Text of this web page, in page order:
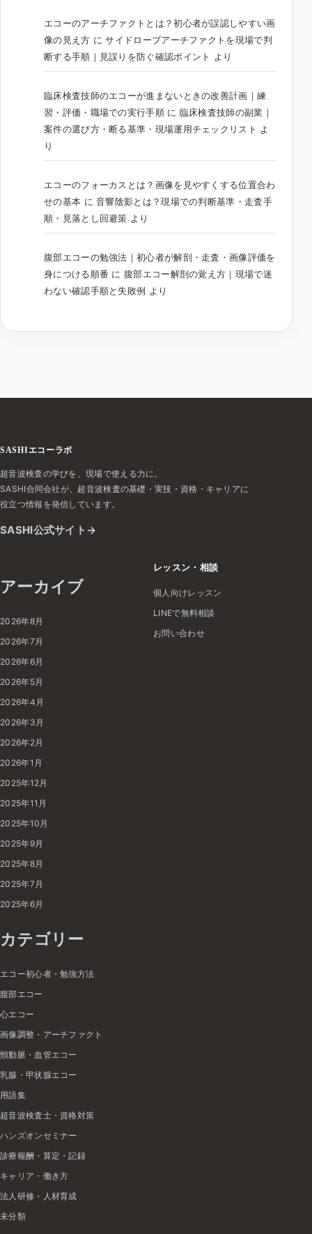
エコーのアーチファクトとは？初心者が誤認しやすい画
像の見え方 にサイドローブアーチファクトを現場で判
断する手順｜見誤りを防ぐ確認ポイント より
臨床検査技師のエコーが進まないときの改善計画｜練
習・評価・職場での実行手順に 臨床検査技師の副業｜
案件の選び方・断る基準・現場運用チェックリスト よ
り
エコーのフォーカスとは？画像を見やすくする位置合わ
せの基本 に音響陰影とは？現場での判断基準・走査手
順・見落とし回避策 より
腹部エコーの勉強法｜初心者が解剖・走査・画像評価を
身につける順番 に 腹部エコー解剖の覚え方｜現場で迷
わない確認手順と失敗例 より
SASHIエコーラボ
超音波検査の学びを、現場で使える力に。
SASHI合同会社が、超音波検査の基礎・実技・資格・キャリアに
役立つ情報を発信しています。
SASHI公式サイト
アーカイブ
2026年8月
2026年7月
2026年6月
2026年5月
2026年4月
2026年3月
2026年2月
2026年1月
2025年12月
2025年11月
2025年10月
2025年9月
2025年8月
2025年7月
2025年6月
カテゴリー
エコー初心者・勉強方法
腹部エコー
心エコー
画像調整・アーチファクト
頸動脈・血管エコー
乳腺・甲状腺エコー
用語集
超音波検査士・資格対策
ハンズオンセミナー
診療報酬・算定・記録
キャリア・働き方
法人研修・人材育成
未分類
レッスン・相談
個人向けレッスン
LINEで無料相談
お問い合わせ